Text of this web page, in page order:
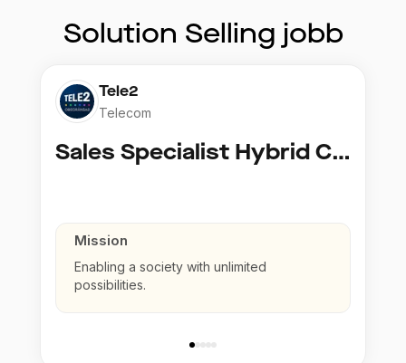
Solution Selling jobb
Tele2
Telecom
Sales Specialist Hybrid Cloud
Mission
Enabling a society with unlimited
possibilities.